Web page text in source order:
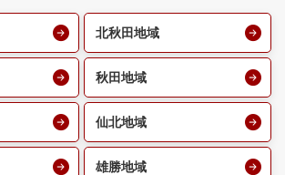
北秋田地域
秋田地域
仙北地域
雄勝地域